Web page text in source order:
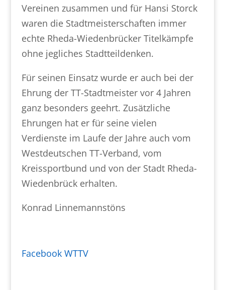
Vereinen zusammen und für Hansi Storck
waren die Stadtmeisterschaften immer
echte Rheda-Wiedenbrücker Titelkämpfe
ohne jegliches Stadtteildenken.
Für seinen Einsatz wurde er auch bei der
Ehrung der TT-Stadtmeister vor 4 Jahren
ganz besonders geehrt. Zusätzliche
Ehrungen hat er für seine vielen
Verdienste im Laufe der Jahre auch vom
Westdeutschen TT-Verband, vom
Kreissportbund und von der Stadt Rheda-
Wiedenbrück erhalten.
Konrad Linnemannstöns
Facebook WTTV